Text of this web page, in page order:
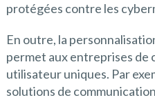
protégées contre les
En outre, la
permet aux entreprises de
utilisateur uniques. Par
solutions de